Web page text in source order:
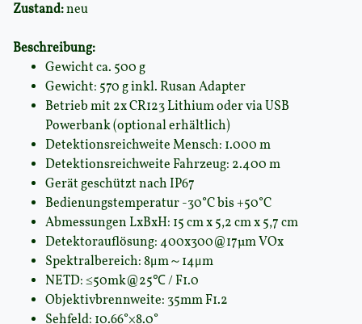
Zustand:neu
Beschreibung:
Gewicht ca. 500 g
Gewicht: 570 g inkl. Rusan Adapter
Betrieb mit 2x CR123 Lithium oder via USB
Powerbank (optional erhältlich)
Detektionsreichweite Mensch: 1.000 m
Detektionsreichweite Fahrzeug: 2.400 m
Gerät geschützt nach IP67
Bedienungstemperatur -30°C bis +50°C
Abmessungen LxBxH: 15 cm x 5,2 cm x 5,7 cm
Detektorauflösung: 400x300@17µm VOx
Spektralbereich: 8μm～14μm
NETD: ≤50mk@25℃ / F1.0
Objektivbrennweite: 35mm F1.2
Sehfeld: 10.66°×8.0°